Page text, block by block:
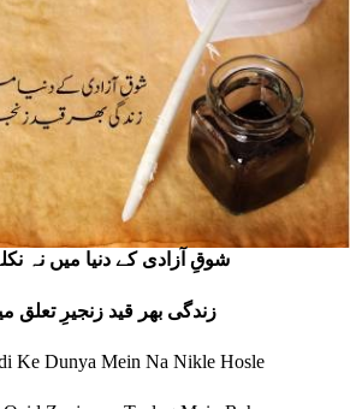
شوقِ آزادی کے دنیا میں نہ
زندگی بھر قید زنجیرِ تعلق
Ke Dunya Mein Na Nikle Hosle